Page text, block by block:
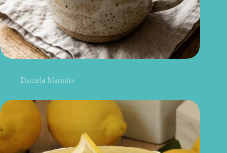
Daniela Marinho